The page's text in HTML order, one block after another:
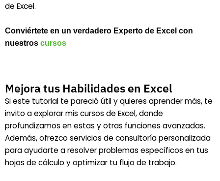
de Excel.
Conviértete en un verdadero Experto de Excel con
nuestros cursos
Mejora tus Habilidades en Excel
Si este tutorial te pareció útil y quieres aprender más, te
invito a explorar mis cursos de Excel, donde
profundizamos en estas y otras funciones avanzadas.
Además, ofrezco servicios de consultoría personalizada
para ayudarte a resolver problemas específicos en tus
hojas de cálculo y optimizar tu flujo de trabajo.